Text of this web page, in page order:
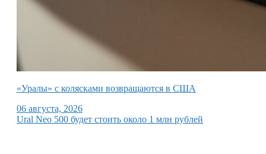
«Уралы» с колясками возвращаются в США
06 августа, 2026
Ural Neo 500 будет стоить около 1 млн рублей